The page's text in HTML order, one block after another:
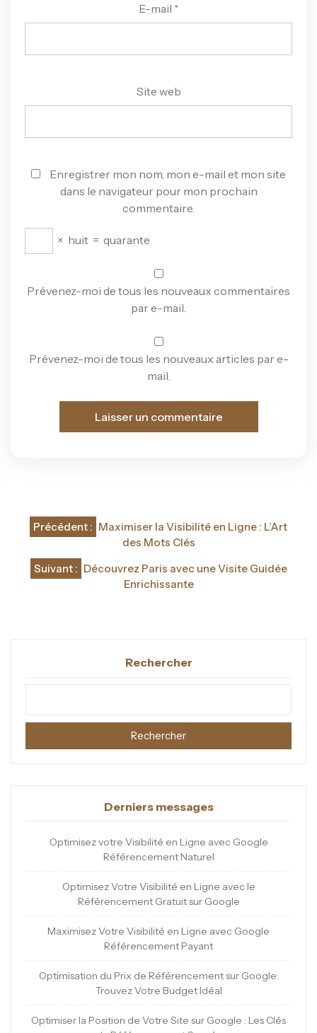
E-mail *
Site web
Enregistrer mon nom, mon e-mail et mon site
dans le navigateur pour mon prochain
commentaire.
× huit = quarante
Prévenez-moi de tous les nouveaux commentaires
par e-mail.
Prévenez-moi de tous les nouveaux articles par e-
mail.
Navigation
l’article
Précédent : Maximiser la Visibilité en Ligne : L’Art
des Mots Clés
Suivant : Découvrez Paris avec une Visite Guidée
Enrichissante
Rechercher
Rechercher
Derniers messages
Optimisez votre Visibilité en Ligne avec Google
Référencement Naturel
Optimisez Votre Visibilité en Ligne avec le
Référencement Gratuit sur Google
Maximisez Votre Visibilité en Ligne avec Google
Référencement Payant
Optimisation du Prix de Référencement sur Google:
Trouvez Votre Budget Idéal
Optimiser la Position de Votre Site sur Google : Les Clés